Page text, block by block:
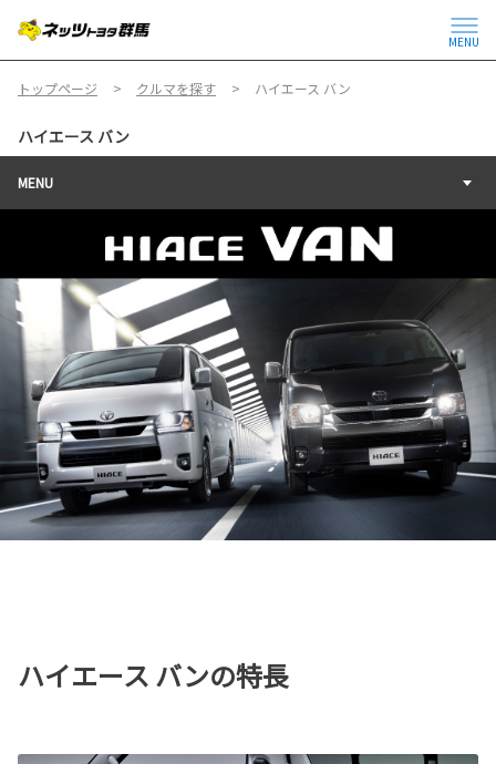
MENU
トップページ クルマを探す ハイエース バン
ハイエース バン
MENU
ハイエース バンの特長